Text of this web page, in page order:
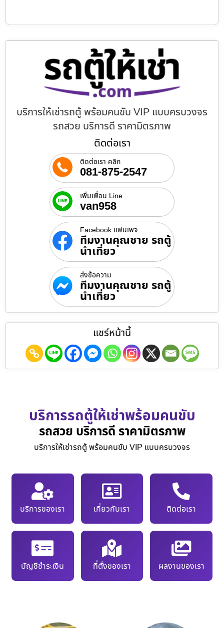
บริการให้เช่ารถตู้ พร้อมคนขับ VIP แบบครบวงจร
รถสวย บริการดี ราคามิตรภาพ
ติดต่อเรา
ติดต่อเรา คลิก
081-875-2547
เพิ่มเพื่อน Line
van958
Facebook แฟนเพจ
ทีมงานคุณชาย รถตู้
นำเที่ยว
ส่งข้อความ
ทีมงานคุณชาย รถตู้
นำเที่ยว
แชร์หน้านี้
บริการรถตู้ให้เช่าพร้อมคนขับ
รถสวย บริการดี ราคามิตรภาพ
บริการให้เช่ารถตู้ พร้อมคนขับ VIP แบบครบวงจร
บริการของเรา เกี่ยวกับเรา ติดต่อเรา
บัญชีชำระเงิน ที่ตั้งของเรา ผลงานของเรา